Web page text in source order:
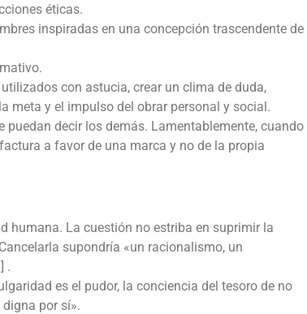
éticas.
inspiradas en una concepción trascendente de
con astucia, crear un clima de duda,
meta y el impulso del obrar personal y social.
decir los demás. Lamentablemente, cuando
a favor de una marca y no de la propia
humana. La cuestión no estriba en suprimir la
supondría «un racionalismo, un
.
es el pudor, la conciencia del tesoro de no
por sí».